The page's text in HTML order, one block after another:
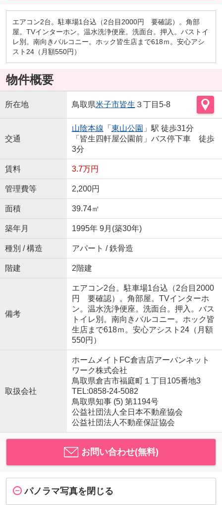
エアコン2台。駐車場1台込（2台目2000円 要確認）。角部
屋。TVインターホン。温水洗浄便座。洗面台。押入。バストイ
レ別。南向きバルコニー。ホック皆生店まで618ｍ。安心アシ
スト24（月額550円）
物件概要
所在地 鳥取県米子市皆生 ３丁目5-8
交通
山陰本線 「 東山公園 」駅 徒歩31分
「皆生四軒屋公園前」バス停下車 徒歩
3分
賃料 3.7万円
管理費等 2,200円
面積 39.74㎡
築年月 1995年 9月(築30年)
種別 / 構造 アパート / 鉄骨造
階建 2階建
備考
エアコン2台。駐車場1台込（2台目2000
円 要確認）。角部屋。TVインターホ
ン。温水洗浄便座。洗面台。押入。バス
トイレ別。南向きバルコニー。ホック皆
生店まで618ｍ。安心アシスト24（月額
550円）
取扱会社
ホームメイトFC倉吉店アーバンネット
ワーク株式会社
鳥取県倉吉市福庭町１丁目105番地3
TEL:0858-24-5082
鳥取県知事 (5) 第1194号
公益社団法人全日本不動産協会
公益社団法人不動産保証協会
お問い合わせ(無料)
パノラマ写真を閉じる